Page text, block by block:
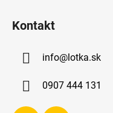
Kontakt
info@lotka.sk
0907 444 131